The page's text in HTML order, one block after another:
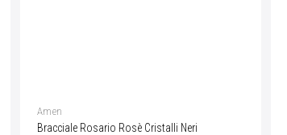
Amen
Bracciale Rosario Rosè Cristalli Neri